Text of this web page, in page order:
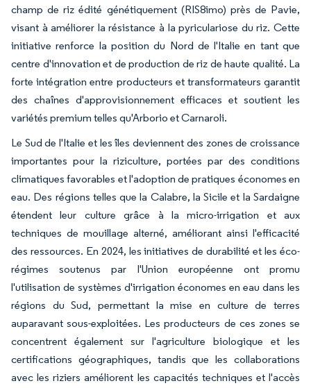
champ de riz édité génétiquement (RIS8imo) près de Pavie,
visant à améliorer la résistance à la pyriculariose du riz. Cette
initiative renforce la position du Nord de l'Italie en tant que
centre d'innovation et de production de riz de haute qualité. La
forte intégration entre producteurs et transformateurs garantit
des chaînes d'approvisionnement efficaces et soutient les
variétés premium telles qu'Arborio et Carnaroli.
Le Sud de l'Italie et les îles deviennent des zones de croissance
importantes pour la riziculture, portées par des conditions
climatiques favorables et l'adoption de pratiques économes en
eau. Des régions telles que la Calabre, la Sicile et la Sardaigne
étendent leur culture grâce à la micro-irrigation et aux
techniques de mouillage alterné, améliorant ainsi l'efficacité
des ressources. En 2024, les initiatives de durabilité et les éco-
régimes soutenus par l'Union européenne ont promu
l'utilisation de systèmes d'irrigation économes en eau dans les
régions du Sud, permettant la mise en culture de terres
auparavant sous-exploitées. Les producteurs de ces zones se
concentrent également sur l'agriculture biologique et les
certifications géographiques, tandis que les collaborations
avec les riziers améliorent les capacités techniques et l'accès